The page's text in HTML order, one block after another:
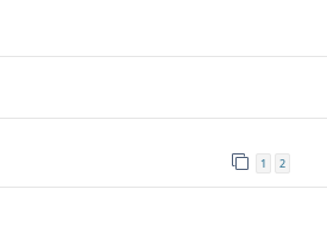
1 2